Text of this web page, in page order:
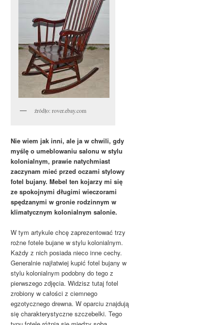
źródło: rover.ebay.com
Nie wiem jak inni, ale ja w chwili, gdy
myślę o umeblowaniu salonu w stylu
kolonialnym, prawie natychmiast
zaczynam mieć przed oczami stylowy
fotel bujany. Mebel ten kojarzy mi się
ze spokojnymi długimi wieczorami
spędzanymi w gronie rodzinnym w
klimatycznym kolonialnym salonie.
W tym artykule chcę zaprezentować trzy
rożne fotele bujane w stylu kolonialnym.
Każdy z nich posiada nieco inne cechy.
Generalnie najłatwiej kupić fotel bujany w
stylu kolonialnym podobny do tego z
pierwszego zdjęcia. Widzisz tutaj fotel
zrobiony w całości z ciemnego
egzotycznego drewna. W oparciu znajdują
się charakterystyczne szczebelki. Tego